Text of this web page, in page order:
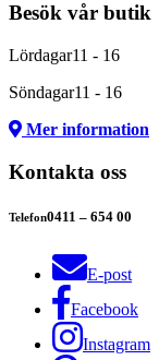
Besök vår butik
Lördagar11 - 16
Söndagar11 - 16
Mer information
Kontakta oss
Telefon0411 – 654 00
E-post
Facebook
Instagram